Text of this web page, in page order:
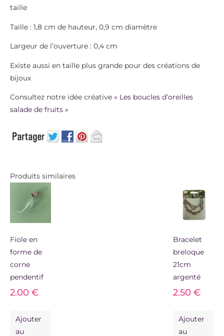
taille
Taille : 1,8 cm de hauteur, 0,9 cm diamètre
Largeur de l’ouverture : 0,4 cm
Existe aussi en taille plus grande pour des créations de
bijoux
Consultez notre idée créative « Les boucles d’oreilles
salade de fruits »
Produits similaires
Fiole en
forme de
corne
pendentif
2.00 €
Ajouter
au
Bracelet
breloque
21cm
argenté
2.50€
Ajouter
au